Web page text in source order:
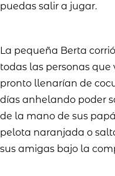
puedas salir a jugar.
La pequeña Berta corrió
todas las personas que
pronto llenarían de
días anhelando poder
de la mano de sus
pelota naranjada o
sus amigas bajo la